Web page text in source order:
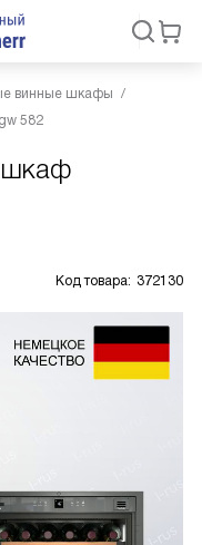
винные шкафы
582
шкаф
Код товара: 372130